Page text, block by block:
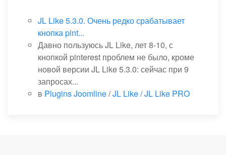
JL Like 5.3.0. Очень редко срабатывает
кнопка pint...
Давно пользуюсь JL Like, лет 8-10, с
кнопкой pinterest проблем не было, кроме
новой версии JL Like 5.3.0: сейчас при 9
запросах...
в Plugins Joomline/JL Like / JL Like PRO